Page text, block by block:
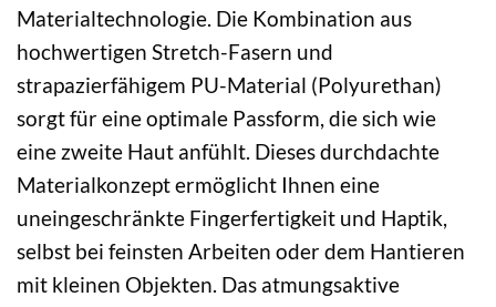
Materialtechnologie. Die Kombination aus
hochwertigen Stretch-Fasern und
strapazierfähigem PU-Material (Polyurethan)
sorgt für eine optimale Passform, die sich wie
eine zweite Haut anfühlt. Dieses durchdachte
Materialkonzept ermöglicht Ihnen eine
uneingeschränkte Fingerfertigkeit und Haptik,
selbst bei feinsten Arbeiten oder dem Hantieren
mit kleinen Objekten. Das atmungsaktive